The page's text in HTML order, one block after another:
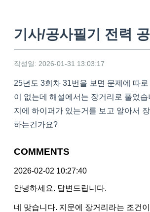
기사/공사필기 전력
작성일: 2026-01-31 13:03:17
25년도 3회차 31번을 보면 문제에 따
이 없는데 해설에서는 장거리로 풀었습
지에 하이퍼가 있는거를 보고 알아서
하는건가요?
COMMENTS
2026-02-02 10:27:40
안녕하세요. 답변드립니다.
네 맞습니다. 지문에 장거리라는 조건